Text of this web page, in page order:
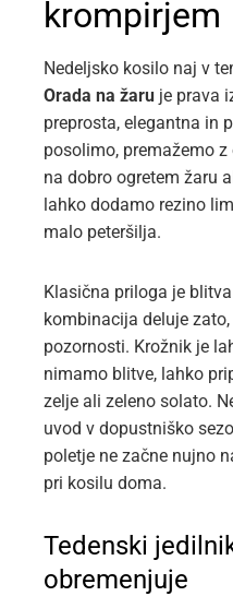
krompirjem
Nedeljsko kosilo naj v
Orada na žaru je prava
preprosta, elegantna in
posolimo, premažemo
na dobro ogretem žaru
lahko dodamo rezino
malo peteršilja.
Klasična priloga je
kombinacija deluje
pozornosti. Krožnik je
nimamo blitve, lahko
zelje ali zeleno solato.
uvod v dopustniško
poletje ne začne nujno
pri kosilu doma.
Tedenski
obremenjuje